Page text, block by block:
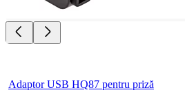
Adaptor USB HQ87 pentru priză